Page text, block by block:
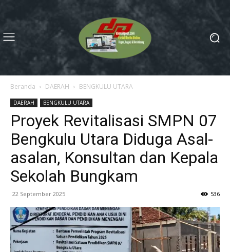
Beranda DAERAH BENGKULU UTARA
DAERAH BENGKULU UTARA
Proyek Revitalisasi SMPN 07
Bengkulu Utara Diduga Asal-
asalan, Konsultan dan Kepala
Sekolah Bungkam
22 September 2025 536